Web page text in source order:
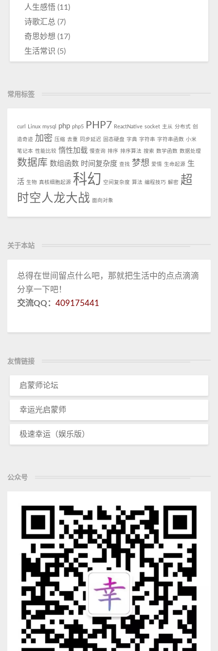
人生感悟 (11)
诗歌汇总 (7)
奇思妙想 (17)
生活常识 (5)
常用标签
curl Linux mysql php php5 PHP7 ReactNative socket 主从 分布式 创
造奇迹 加密 压缩 去重 同步延迟 固态硬盘 字典 字符串 字符串函数 小米
笔记本 性能比较 惰性加载 慢查询 排序 排序算法 搜索 数学函数 数据处理
数据库 数组函数 时间复杂度 查找 梦想 爱情 生命起源 生
活 生物 真核细胞起源 科幻 空间复杂度 算法 编程技巧 解密 超
时空人龙大战 面向对象
关于本站
总得在世间留点什么吧，那就把生活中的点点滴滴
分享一下吧！
交流QQ： 409175441
友情链接
启蒙师论坛
幸运光启蒙师
极速幸运（娱乐版）
公众号